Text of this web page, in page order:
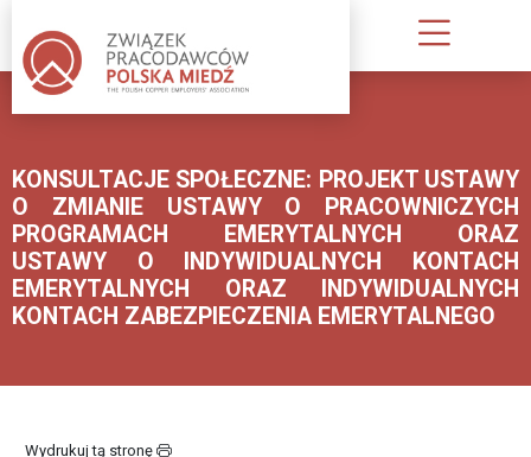
O
NAS
KIM
JESTEŚMY
INFORMACJA
O
ZWIĄZKU
KONSULTACJE SPOŁECZNE: PROJEKT USTAWY
O ZMIANIE USTAWY O PRACOWNICZYCH
PROGRAMACH EMERYTALNYCH ORAZ
USTAWY O INDYWIDUALNYCH KONTACH
EMERYTALNYCH ORAZ INDYWIDUALNYCH
KONTACH ZABEZPIECZENIA EMERYTALNEGO
Wydrukuj tą stronę